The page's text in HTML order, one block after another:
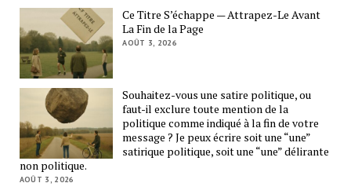
Ce Titre S’échappe — Attrapez-Le Avant
La Fin de la Page
AOÛT 3, 2026
Souhaitez-vous une satire politique, ou
faut-il exclure toute mention de la
politique comme indiqué à la fin de votre
message ? Je peux écrire soit une “une”
satirique politique, soit une “une” délirante
non politique.
AOÛT 3, 2026